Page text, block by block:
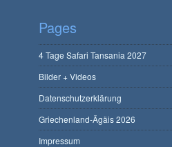
Pages
4 Tage Safari Tansania 2027
Bilder + Videos
Datenschutzerklärung
Griechenland-Ägäis 2026
Impressum